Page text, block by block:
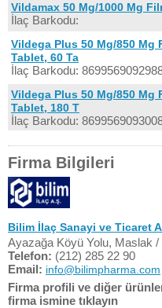
Vildamax 50 Mg/1000 Mg
İlaç Barkodu:
Vildega Plus 50 Mg/850 Mg
Tablet, 60 Ta
İlaç Barkodu:
Vildega Plus 50 Mg/850 Mg
Tablet, 180 T
İlaç Barkodu:
Firma Bilgileri
Bilim İlaç Sanayi ve Ticaret
Ayazağa Köyü Yolu, Maslak /
Telefon: (212) 285 22 90
Email: info@bilimpharma.com
Firma profili ve diğer
firma ismine tıklayın